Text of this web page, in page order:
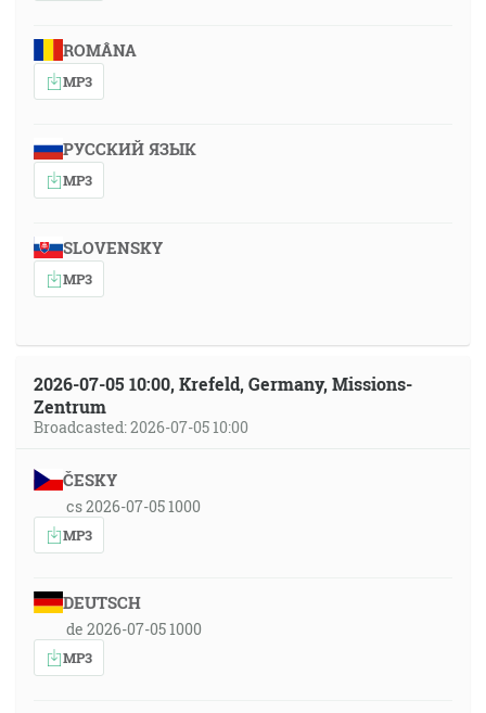
ROMÂNA
MP3
РУССКИЙ ЯЗЫК
MP3
SLOVENSKY
MP3
2026-07-05 10:00, Krefeld, Germany, Missions-
Zentrum
Broadcasted: 2026-07-05 10:00
ČESKY
cs 2026-07-05 1000
MP3
DEUTSCH
de 2026-07-05 1000
MP3